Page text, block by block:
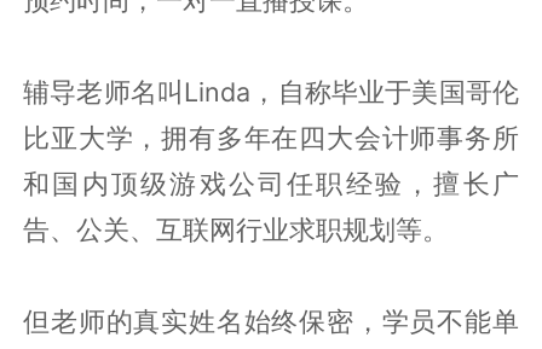
辅导老师名叫Linda，自称毕业于美国哥伦
比亚大学，拥有多年在四大会计师事务所
和国内顶级游戏公司任职经验，擅长广
告、公关、互联网行业求职规划等。
但老师的真实姓名始终保密，学员不能单